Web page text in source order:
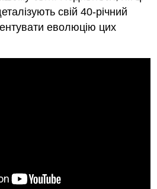
свій 40-річний
еволюцію цих